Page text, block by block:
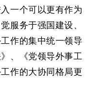
一个可以更有作为
服务于强国建设、
作的集中统一领导
、《党领导外事工
作的大协同格局更